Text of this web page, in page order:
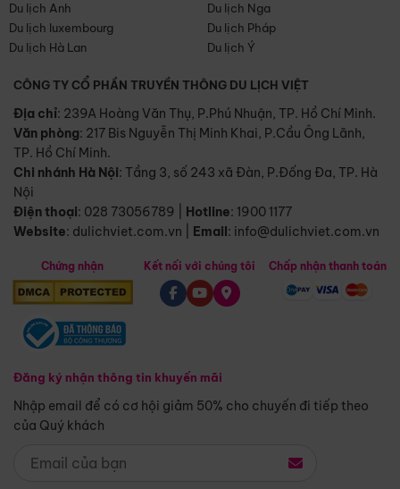
Du lịch Anh
Du lịch Nga
Du lịch luxembourg
Du lịch Pháp
Du lịch Hà Lan
Du lịch Ý
CÔNG TY CỔ PHẦN TRUYỀN THÔNG DU LỊCH VIỆT
Địa chỉ: 239A Hoàng Văn Thụ, P.Phú Nhuận, TP. Hồ Chí Minh.
Văn phòng: 217 Bis Nguyễn Thị Minh Khai, P.Cầu Ông Lãnh,
TP. Hồ Chí Minh.
Chi nhánh Hà Nội: Tầng 3, số 243 xã Đàn, P.Đống Đa, TP. Hà
Nội
Điện thoại: 028 73056789 Hotline: 1900 1177
Website: dulichviet.com.vn Email: info@dulichviet.com.vn
Chứng nhận
Đăng ký nhận thông tin khuyến mãi
Nhập email để có cơ hội giảm 50% cho chuyến đi tiếp theo
của Quý khách
Kết nối với chúng tôi Chấp nhận thanh toán